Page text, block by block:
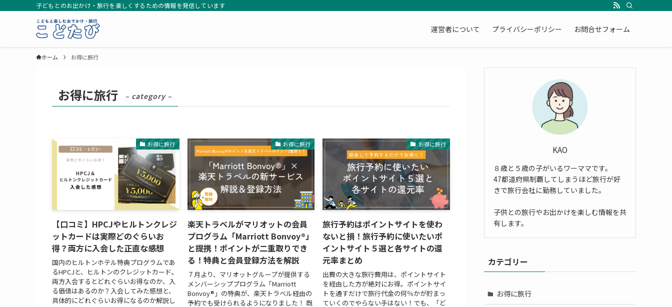
子どもとのお出かけ・旅行を楽しくするための情報を発信しています
運営者について プライバシーポリシー お問合せフォーム
ホーム お得に旅行
お得に旅行 – category –
お得に旅行
【口コミ】HPCJやヒルトンクレジ
ットカードは実際どのぐらいお
得？両方に入会した正直な感想
国内のヒルトンホテル特典プログラムであ
るHPCJと、ヒルトンのクレジットカード。
両方入会するとどれぐらいお得なのか、入
る価値はあるのか？入会してみた感想と、
具体的にどれぐらいお得になるのか解説し
お得に旅行
楽天トラベルがマリオットの会員
プログラム「Marriott Bonvoy®」
と提携！ポイントが二重取りでき
る！特典と会員登録方法を解説
７月より、マリオットグループが提供する
メンバーシッププログラム「Marriott
Bonvoy®」の特典が、楽天トラベル経由の
予約でも受けられるようになりました！ 既
お得に旅行
旅行予約はポイントサイトを使わ
ないと損！旅行予約に使いたいポ
イントサイト５選と各サイトの還
元率まとめ
出費の大きな旅行費用は、ポイントサイト
を経由した方が絶対にお得。ポイントサイ
トを通すだけで旅行代金の何％かが貯まっ
ていくのでやらない手はない！でも、「ど
KAO
８歳と５歳の子がいるワーママです。
47都道府県制覇してしまうほど旅行が好
きで旅行会社に勤務していました。
子供との旅行やお出かけを楽しむ情報を共
有します。
カテゴリー
お得に旅行